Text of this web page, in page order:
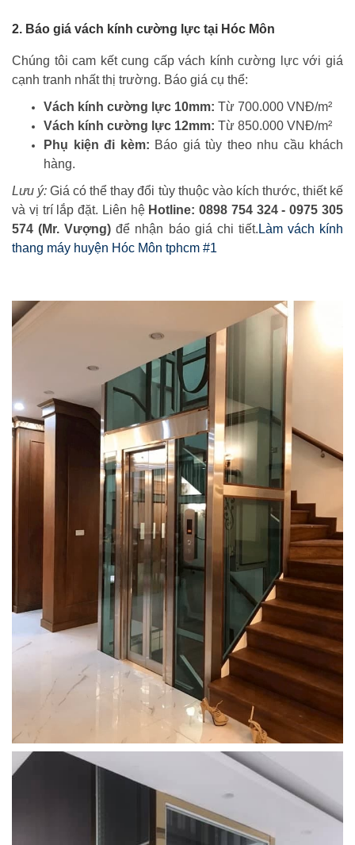
2. Báo giá vách kính cường lực tại Hóc Môn
Chúng tôi cam kết cung cấp vách kính cường lực với giá
cạnh tranh nhất thị trường. Báo giá cụ thể:
Vách kính cường lực 10mm: Từ 700.000 VNĐ/m²
Vách kính cường lực 12mm: Từ 850.000 VNĐ/m²
Phụ kiện đi kèm: Báo giá tùy theo nhu cầu khách
hàng.
Lưu ý: Giá có thể thay đổi tùy thuộc vào kích thước, thiết kế
và vị trí lắp đặt. Liên hệ Hotline: 0898 754 324 - 0975 305
574 (Mr. Vượng) để nhận báo giá chi tiết.Làm vách kính
thang máy huyện Hóc Môn tphcm #1